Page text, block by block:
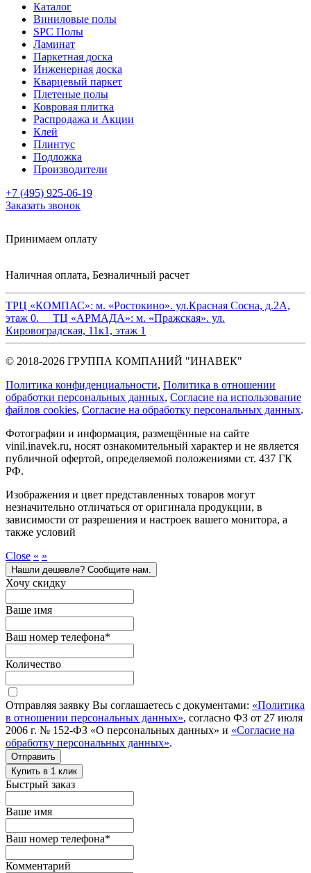
Каталог
Виниловые полы
SPC Полы
Ламинат
Паркетная доска
Инженерная доска
Кварцевый паркет
Плетеные полы
Ковровая плитка
Распродажа и Акции
Клей
Плинтус
Подложка
Производители
+7 (495) 925-06-19
Заказать звонок
Принимаем оплату
Наличная оплата, Безналичный расчет
ТРЦ «КОМПАС»: м. «Ростокино». ул.Красная Сосна, д.2А,
этаж 0. ТЦ «АРМАДА»: м. «Пражская». ул.
Кировоградская, 11к1, этаж 1
© 2018-2026 ГРУППА КОМПАНИЙ "ИНАВЕК"
Политика конфиденциальности, Политика в отношении
обработки персональных данных, Cогласие на использование
файлов cookies, Согласие на обработку персональных данных.
Фотографии и информация, размещённые на сайте
vinil.inavek.ru, носят ознакомительный характер и не является
публичной офертой, определяемой положениями ст. 437 ГК
РФ.
Изображения и цвет представленных товаров могут
незначительно отличаться от оригинала продукции, в
зависимости от разрешения и настроек вашего монитора, а
также условий
Close « »
Нашли дешевле? Сообщите нам.
Хочу скидку
Ваше имя
Ваш номер телефона*
Количество
Отправляя заявку Вы соглашаетесь с документами: «Политика
в отношении персональных данных», согласно ФЗ от 27 июля
2006 г. № 152-ФЗ «О персональных данных» и «Согласие на
обработку персональных данных».
Отправить
Купить в 1 клик
Быстрый заказ
Ваше имя
Ваш номер телефона*
Комментарий